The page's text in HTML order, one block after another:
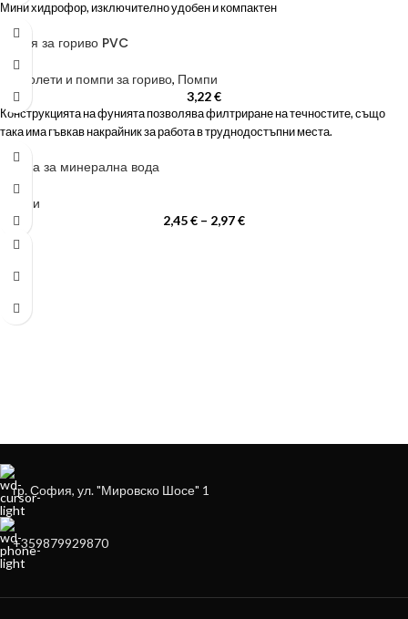
Мини хидрофор, изключително удобен и компактен
Фуния за гориво PVC
Пистолети и помпи за гориво, Помпи
3,22€
Конструкцията на фунията позволява филтриране на течностите, също
така има гъвкав накрайник за работа в труднодостъпни места.
Помпа за минерална вода
Помпи
2,45€ – 2,97€
ЗА ДА ОСИГУРИМ ЛЕСНО И УДОБНО
гр. София, ул. "Мировско Шосе" 1
+359879929870